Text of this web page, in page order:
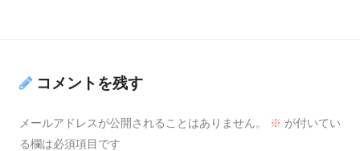
コメントを残す
メールアドレスが公開されることはありません。 ※ が付いてい
る欄は必須項目です